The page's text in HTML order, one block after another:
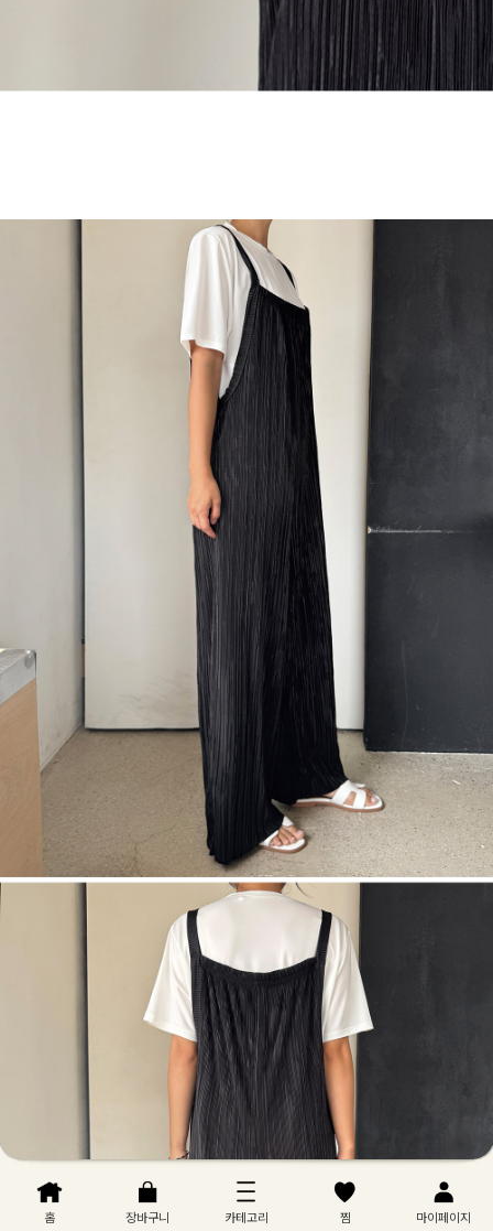
홈 장바구니 카테고리 찜 마이페이지